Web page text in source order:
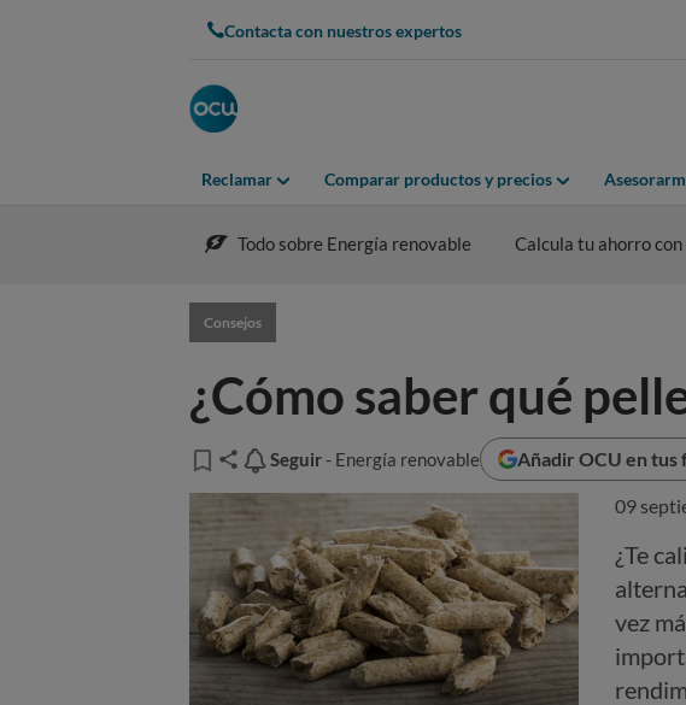
Contacta con nuestros expertos
Reclamar Comparar productos y precios
Todo sobre Energía renovable Calcula tu ahorro
Consejos
¿Cómo saber qué
Seguir
Seguir - Energía renovable Añadir OCU en tus
09
¿Te
vez